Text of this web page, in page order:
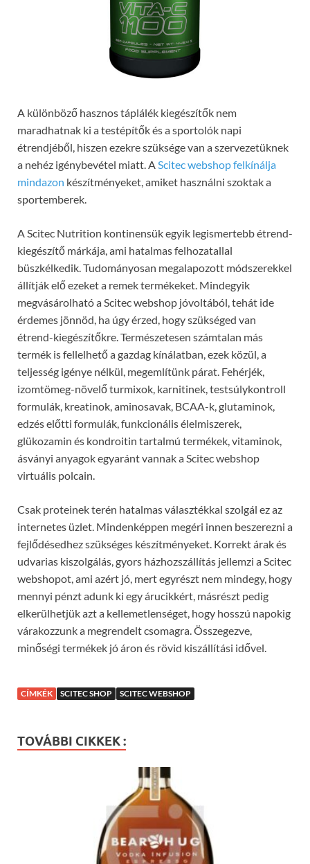
A különböző hasznos táplálék kiegészítők nem
maradhatnak ki a testépítők és a sportolók napi
étrendjéből, hiszen ezekre szüksége van a szervezetüknek
a nehéz igénybevétel miatt. A Scitec webshop felkínálja
mindazon készítményeket, amiket használni szoktak a
sportemberek.
A Scitec Nutrition kontinensük egyik legismertebb étrend-
kiegészítő márkája, ami hatalmas felhozatallal
büszkélkedik. Tudományosan megalapozott módszerekkel
állítják elő ezeket a remek termékeket. Mindegyik
megvásárolható a Scitec webshop jóvoltából, tehát ide
érdemes jönnöd, ha úgy érzed, hogy szükséged van
étrend-kiegészítőkre. Természetesen számtalan más
termék is fellelhető a gazdag kínálatban, ezek közül, a
teljesség igénye nélkül, megemlítünk párat. Fehérjék,
izomtömeg-növelő turmixok, karnitinek, testsúlykontroll
formulák, kreatinok, aminosavak, BCAA-k, glutaminok,
edzés előtti formulák, funkcionális élelmiszerek,
glükozamin és kondroitin tartalmú termékek, vitaminok,
ásványi anyagok egyaránt vannak a Scitec webshop
virtuális polcain.
Csak proteinek terén hatalmas választékkal szolgál ez az
internetes üzlet. Mindenképpen megéri innen beszerezni a
fejlődésedhez szükséges készítményeket. Korrekt árak és
udvarias kiszolgálás, gyors házhozszállítás jellemzi a Scitec
webshopot, ami azért jó, mert egyrészt nem mindegy, hogy
mennyi pénzt adunk ki egy árucikkért, másrészt pedig
elkerülhetjük azt a kellemetlenséget, hogy hosszú napokig
várakozzunk a megrendelt csomagra. Összegezve,
minőségi termékek jó áron és rövid kiszállítási idővel.
CÍMKÉK SCITEC SHOP SCITEC WEBSHOP
TOVÁBBI CIKKEK :